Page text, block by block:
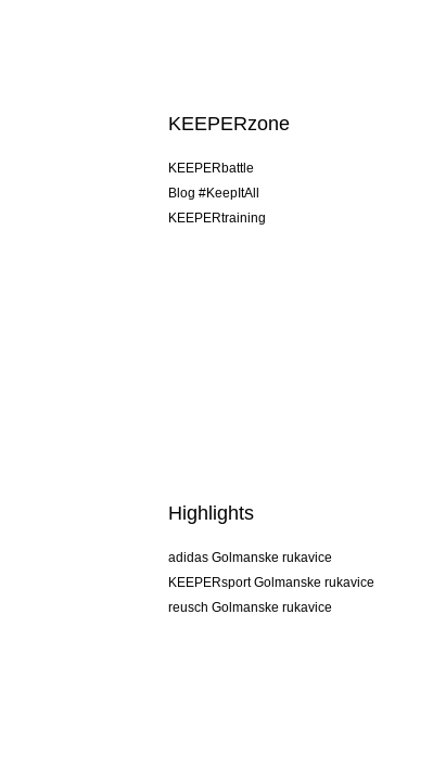
KEEPERzone
KEEPERbattle
Blog #KeepItAll
KEEPERtraining
Highlights
adidas Golmanske rukavice
KEEPERsport Golmanske rukavice
reusch Golmanske rukavice